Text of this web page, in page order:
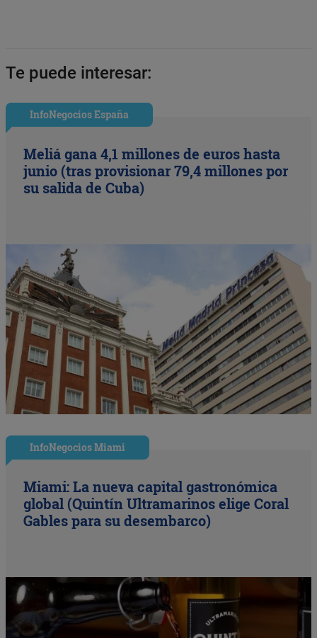
Te puede interesar:
InfoNegocios España
Meliá gana 4,1 millones de euros hasta
junio (tras provisionar 79,4 millones por
su salida de Cuba)
InfoNegocios Miami
Miami: La nueva capital gastronómica
global (Quintín Ultramarinos elige Coral
Gables para su desembarco)